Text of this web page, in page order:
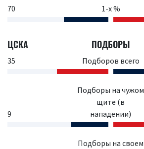
70 1-х %
ЦСКА ПОДБОРЫ
35 Подборов всего
9
Подборы на чужом
щите (в
нападении)
Подборы на своем